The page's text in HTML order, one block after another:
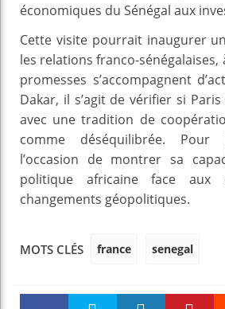
économiques du Sénégal aux
Cette visite pourrait inaugurer
les relations franco-
promesses s’accompagnent
Dakar, il s’agit de vérifier si
avec une tradition de
comme déséquilibrée. Pour
l’occasion de montrer sa
politique africaine face aux
changements géopolitiques.
MOTS CLÉS france senegal